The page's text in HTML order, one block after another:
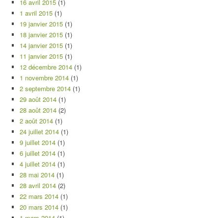
16 avril 2015 (1)
1 avril 2015 (1)
19 janvier 2015 (1)
18 janvier 2015 (1)
14 janvier 2015 (1)
11 janvier 2015 (1)
12 décembre 2014 (1)
1 novembre 2014 (1)
2 septembre 2014 (1)
29 août 2014 (1)
28 août 2014 (2)
2 août 2014 (1)
24 juillet 2014 (1)
9 juillet 2014 (1)
6 juillet 2014 (1)
4 juillet 2014 (1)
28 mai 2014 (1)
28 avril 2014 (2)
22 mars 2014 (1)
20 mars 2014 (1)